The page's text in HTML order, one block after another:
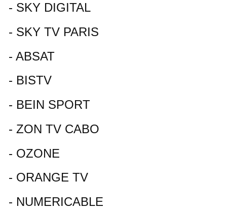
- SKY DIGITAL
- SKY TV PARIS
- ABSAT
- BISTV
- BEIN SPORT
- ZON TV CABO
- OZONE
- ORANGE TV
- NUMERICABLE